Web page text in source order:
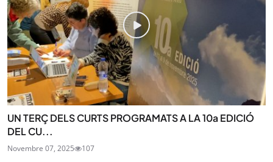
UN TERÇ DELS CURTS PROGRAMATS A LA 10a EDICIÓ
DEL CU...
Novembre 07, 2025 107